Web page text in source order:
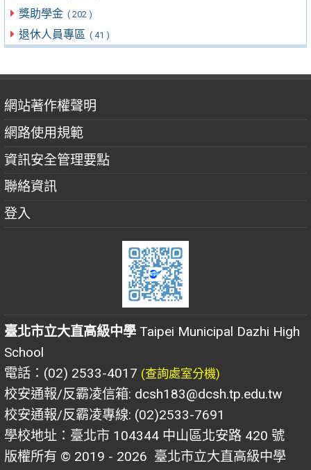
獎助學金 ( 202 )
退休人員專區 ( 41 )
網站著作權聲明
網路使用規範
資訊安全管理要點
聯絡資訊
登入
臺北市立大直高級中學 Taipei Municipal Dazhi High
School
電話：(02) 2533-4017 (查詢處室分機)
校安通報/反霸凌信箱: dcsh183@dcsh.tp.edu.tw
校安通報/反霸凌專線: (02)2533-7691
學校地址：臺北市 104344 中山區北安路 420 號
版權所有 © 2019 - 2026 臺北市立大直高級中學